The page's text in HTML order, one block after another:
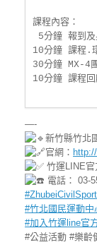
課程內容：
5分鐘 報到及
10分鐘 課程.
30分鐘 MX-4
10分鐘 課程回
—-
新竹縣竹北
官網：
竹運LINE
電話： 03-
#竹北國民運動中
#加入竹運line官
#公益活動 #樂齡